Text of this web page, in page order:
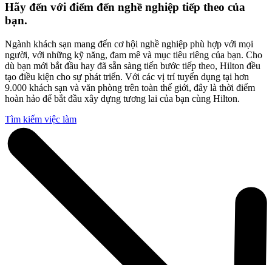
Hãy đến với điểm đến nghề nghiệp tiếp theo của
bạn.
Ngành khách sạn mang đến cơ hội nghề nghiệp phù hợp với mọi
người, với những kỹ năng, đam mê và mục tiêu riêng của bạn. Cho
dù bạn mới bắt đầu hay đã sẵn sàng tiến bước tiếp theo, Hilton đều
tạo điều kiện cho sự phát triển. Với các vị trí tuyển dụng tại hơn
9.000 khách sạn và văn phòng trên toàn thế giới, đây là thời điểm
hoàn hảo để bắt đầu xây dựng tương lai của bạn cùng Hilton.
Tìm kiếm việc làm